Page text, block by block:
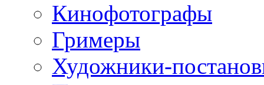
Кинофотографы
Гримеры
Художники-